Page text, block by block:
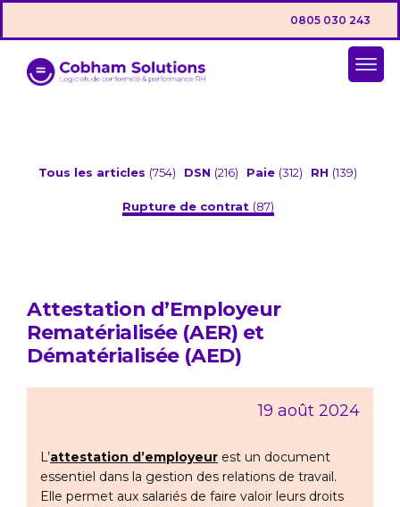
0805 030 243
Tous les articles (754) DSN (216) Paie (312) RH (139)
Rupture de contrat (87)
Attestation d’Employeur
Rematérialisée (AER) et
Dématérialisée (AED)
19 août 2024
L’attestation d’employeur est un document
essentiel dans la gestion des relations de travail.
Elle permet aux salariés de faire valoir leurs droits